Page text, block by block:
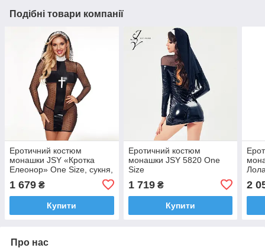
Подібні товари компанії
Еротичний костюм
монашки JSY «Кротка
Елеонор» One Size, сукня,
хрест
1 679 ₴
Купити
Еротичний костюм
монашки JSY 5820 One
Size
1 719₴
Купити
2
Про нас